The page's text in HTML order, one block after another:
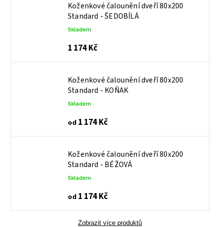
Koženkové čalounění dveří 80x200
Standard - ŠEDOBÍLÁ
Skladem
1 174 Kč
Koženkové čalounění dveří 80x200
Standard - KOŇAK
Skladem
od 1 174 Kč
Koženkové čalounění dveří 80x200
Standard - BÉŽOVÁ
Skladem
od 1 174 Kč
Zobrazit více produktů